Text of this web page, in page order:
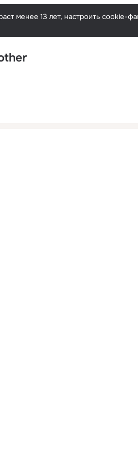
менее 13 лет, настроить cookie-